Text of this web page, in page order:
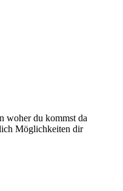
woher du kommst da
Möglichkeiten dir